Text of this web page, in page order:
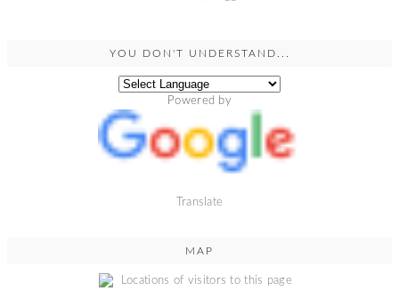
YOU DON'T UNDERSTAND...
Powered by
Translate
MAP